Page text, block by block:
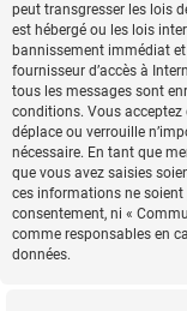
peut transgresser les lois
est hébergé ou les lois
bannissement immédiat
fournisseur d’accès à
tous les messages sont
conditions. Vous
déplace ou verrouille
nécessaire. En tant que
que vous avez saisies
ces informations ne
consentement, ni «
comme responsables en
données.